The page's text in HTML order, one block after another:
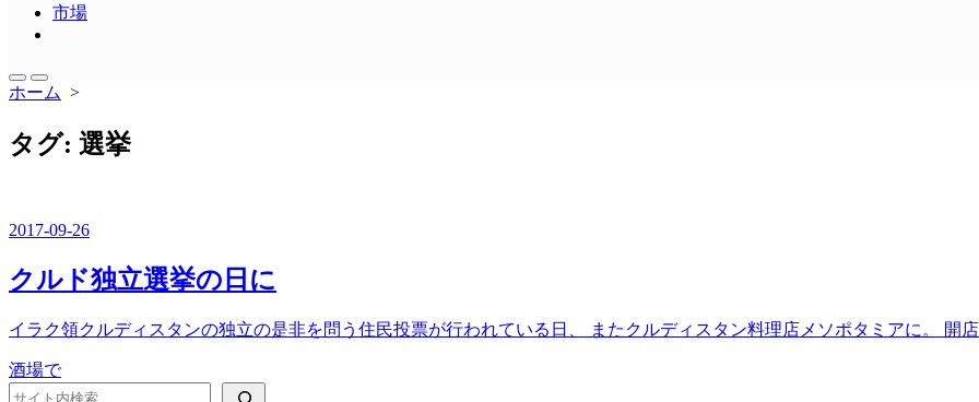
市場
ー
閉
じ
検
索
り
メ
ニ
ー
ホーム >
タグ: 選挙
2017-09-26
クルド独立選挙の日に
イラク領クルディスタンの独立の是非を問う住民投票が行われている日、 またクルディスタン料理店メソポタミアに。 開
カ
テ
酒場で
検索